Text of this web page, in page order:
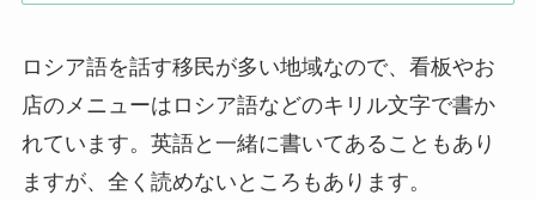
ロシア語を話す移民が多い地域なので、看板やお
店のメニューはロシア語などのキリル文字で書か
れています。英語と一緒に書いてあることもあり
ますが、全く読めないところもあります。